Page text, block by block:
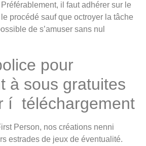
il faut adhérer sur le
procédé sauf que octroyer la tâche
de s’amuser sans nul
pour
à sous gratuites
í téléchargement
Person, nos créations nenni
estrades de jeux de éventualité.